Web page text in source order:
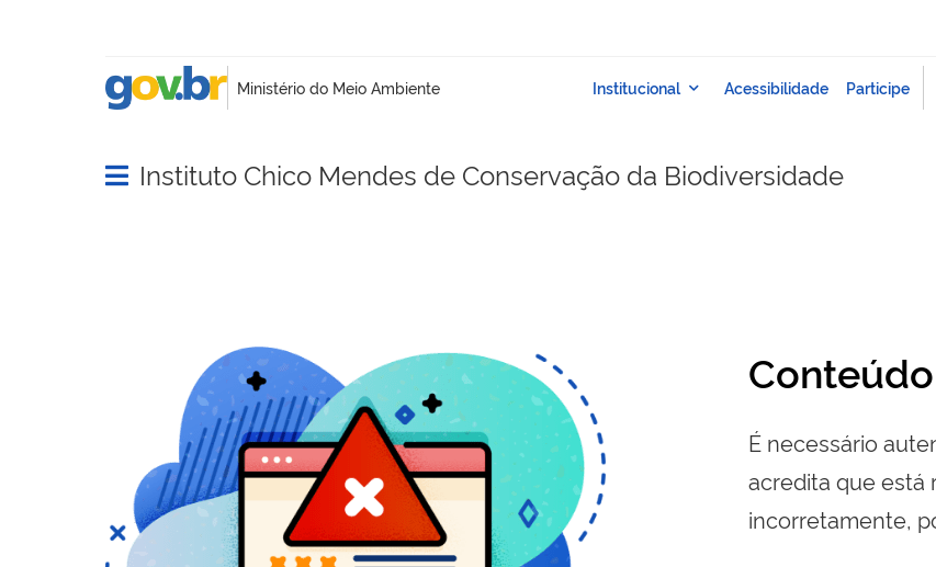
Abrir menu principal de navegação
Instituto Chico Mendes de Conservação da Biodiversidade
É necessário
acredita que está
incorretamente,